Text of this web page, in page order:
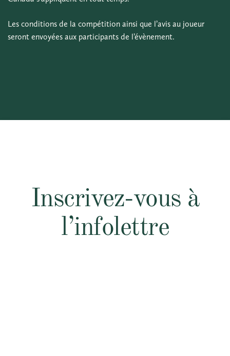
Les conditions de la compétition ainsi que l’avis au joueur
seront envoyées aux participants de l’évènement.
Inscrivez-vous à
l’infolettre